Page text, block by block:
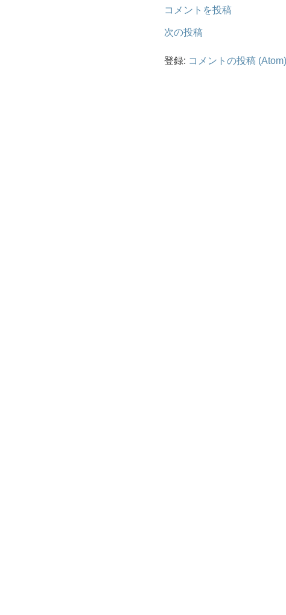
コメントを投稿
次の投稿
登録: コメントの投稿 (Atom)